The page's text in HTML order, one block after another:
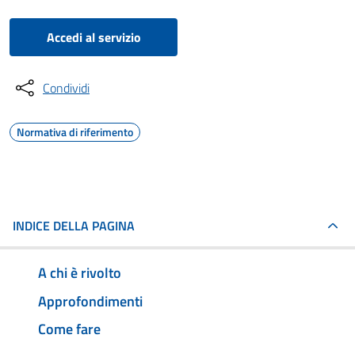
Accedi al servizio
Condividi
Normativa di riferimento
INDICE DELLA PAGINA
A chi è rivolto
Approfondimenti
Come fare